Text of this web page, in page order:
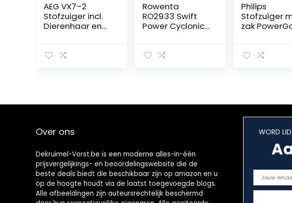
AEG VX7–2
Stofzuiger incl.
Dierenhaar en
Rowenta
RO2933 Swift
Power Cyclonic
watt,
dankzij Effitech-
Philips
Stofzuiger
zak
9 meter –
van 3 liter –
Instelbare
FC8243/09
Over ons
Dekruimel-Vorst.be is een moderne alles-in-één
prijsvergelijkings- en beoordelingswebsite die de
beste deals biedt die beschikbaar zijn op amazon en u
op de hoogte houdt via de laatst toegevoegde blogs.
Alle afbeeldingen zijn auteursrechtelijk beschermd
WORD